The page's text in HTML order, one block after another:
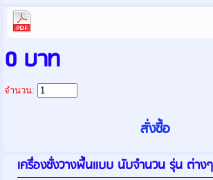
0 บาท
จำนวน:
เครื่องชั่งวางพื้นเเบบ นับจำนวน รุ่น ต่างๆ